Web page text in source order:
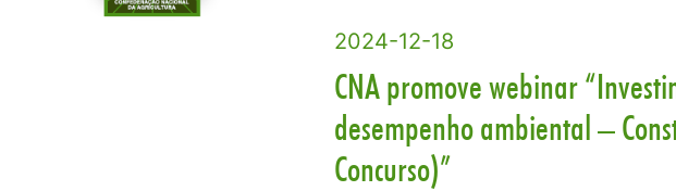
2024-12-18
CNA promove webinar
desempenho ambiental –
Concurso)”